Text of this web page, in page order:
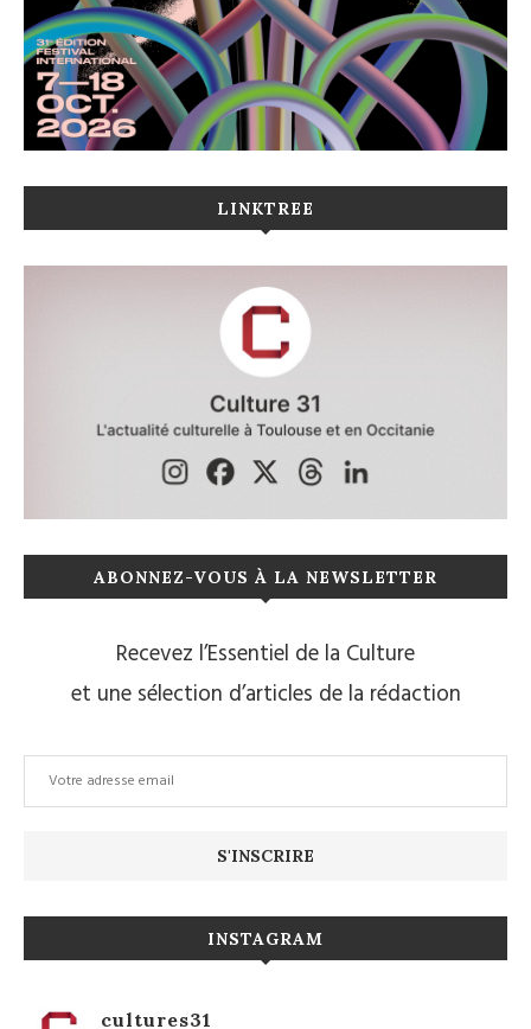
LINKTREE
ABONNEZ-VOUS À LA NEWSLETTER
Recevez l’Essentiel de la Culture
et une sélection d’articles de la rédaction
INSTAGRAM
cultures31